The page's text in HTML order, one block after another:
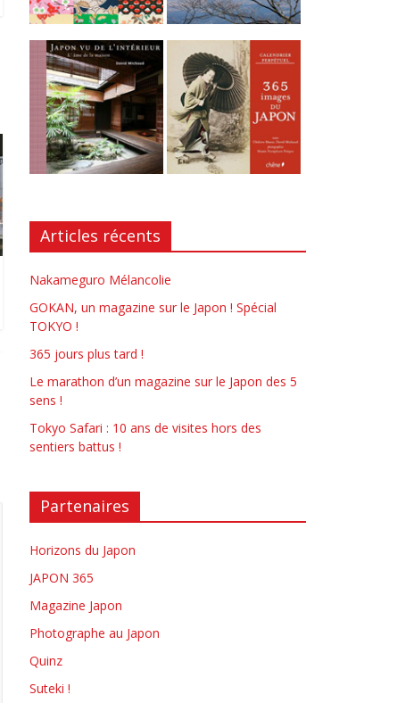
Articles récents
Nakameguro Mélancolie
GOKAN, un magazine sur le Japon ! Spécial
TOKYO !
365 jours plus tard !
Le marathon d’un magazine sur le Japon des 5
sens !
Tokyo Safari : 10 ans de visites hors des
sentiers battus !
Partenaires
Horizons du Japon
JAPON 365
Magazine Japon
Photographe au Japon
Quinz
Suteki !